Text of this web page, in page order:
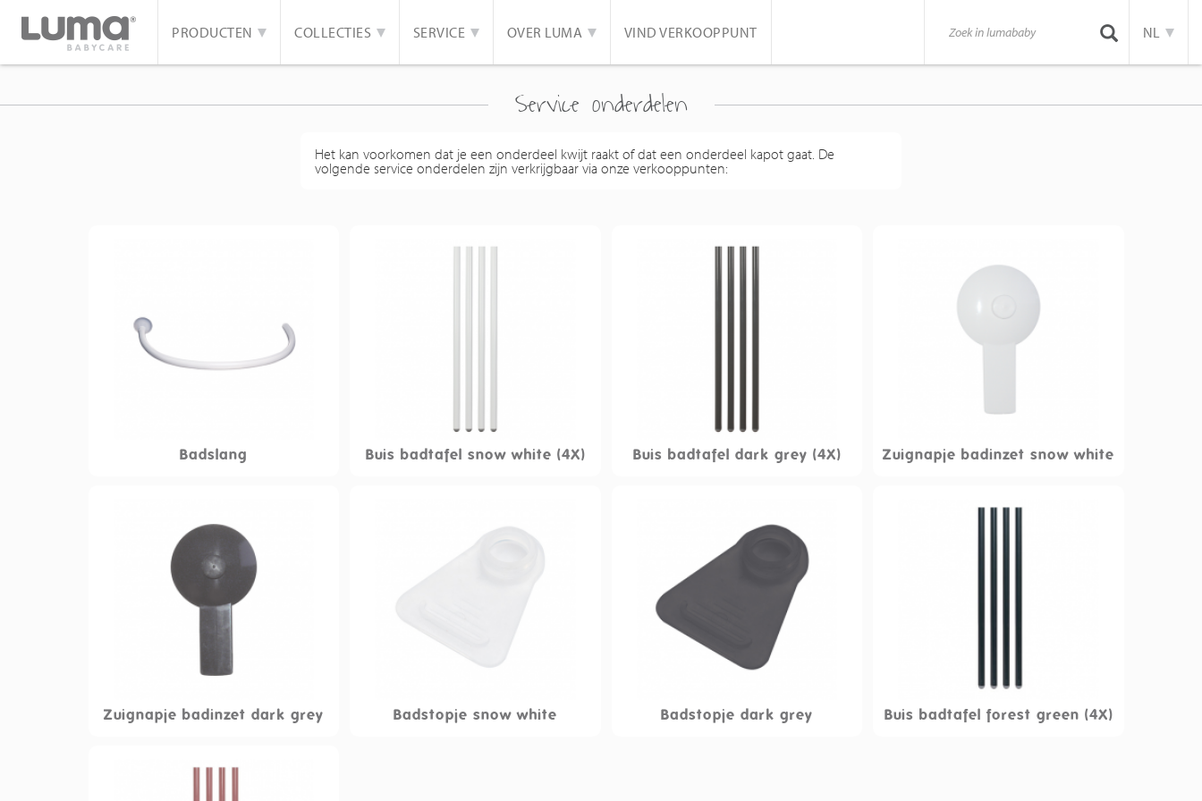
PRODUCTEN COLLECTIES SERVICE OVER LUMA VIND VERKOOPPUNT NL
Service onderdelen
Het kan voorkomen dat je een onderdeel kwijt raakt of dat een onderdeel kapot gaat. De
volgende service onderdelen zijn verkrijgbaar via onze verkooppunten:
Badslang Buis badtafel snow white (4X) Buis badtafel dark grey (4X) Zuignapje badinzet snow white
Zuignapje badinzet dark grey Badstopje snow white Badstopje dark grey Buis badtafel forest green (4X)